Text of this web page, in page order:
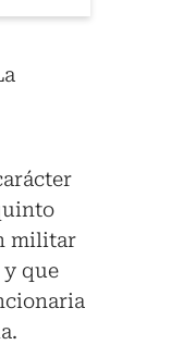
militar
y que